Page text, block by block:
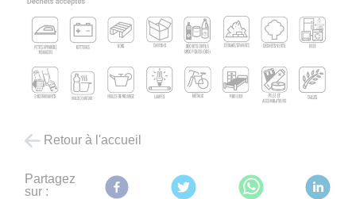
Retour à l'accueil
Partagez
sur :